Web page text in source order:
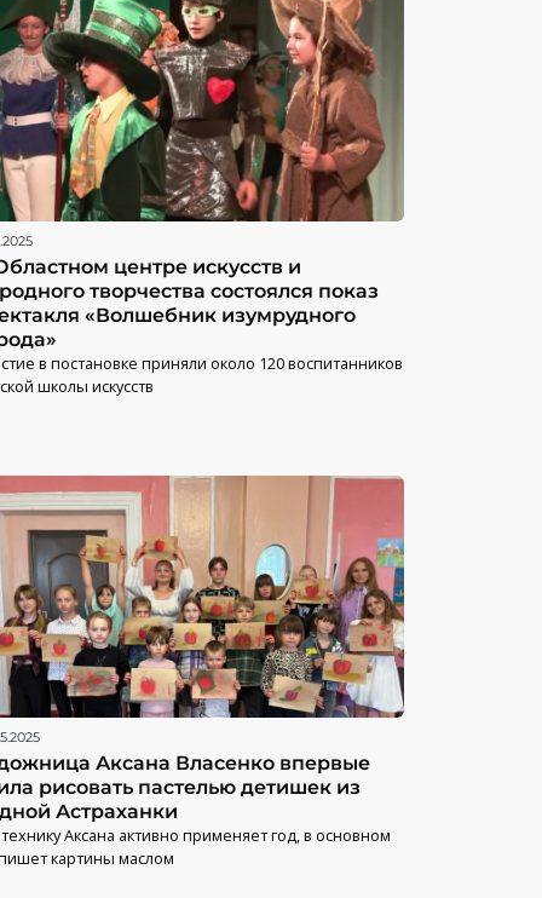
центре искусств и
творчества состоялся показ
«Волшебник изумрудного
в постановке приняли около 120 воспитанников
школы искусств
Аксана Власенко впервые
рисовать пастелью детишек из
Астраханки
Аксана активно применяет год, в основном
картины маслом